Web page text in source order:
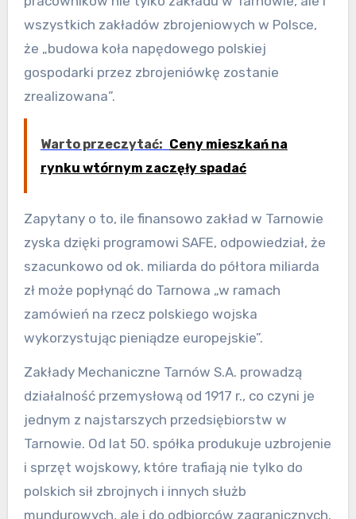
wszystkich zakładów zbrojeniowych w Polsce,
że „budowa koła napędowego polskiej
gospodarki przez zbrojeniówkę zostanie
zrealizowana”.
Warto przeczytać: Ceny mieszkań na
rynku wtórnym zaczęły spadać
Zapytany o to, ile finansowo zakład w Tarnowie
zyska dzięki programowi SAFE, odpowiedział, że
szacunkowo od ok. miliarda do półtora miliarda
zł może popłynąć do Tarnowa „w ramach
zamówień na rzecz polskiego wojska
wykorzystując pieniądze europejskie”.
Zakłady Mechaniczne Tarnów S.A. prowadzą
działalność przemysłową od 1917 r., co czyni je
jednym z najstarszych przedsiębiorstw w
Tarnowie. Od lat 50. spółka produkuje uzbrojenie
i sprzęt wojskowy, które trafiają nie tylko do
polskich sił zbrojnych i innych służb
mundurowych, ale i do odbiorców zagranicznych.